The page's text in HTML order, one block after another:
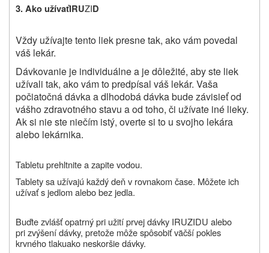
3.Ako užívaťIRUZID
Vždy užívajte tento liek presne tak, ako vám povedal
váš lekár.
Dávkovanie je individuálne a je dôležité, aby ste liek
užívali tak, ako vám to predpísal váš lekár. Vaša
počiatočná dávka a dlhodobá dávka bude závisieť od
vášho zdravotného stavu a od toho, či užívate iné lieky.
Ak si nie ste niečím istý, overte si to u svojho lekára
alebo lekárnika.
Tabletu prehltnite a zapite vodou.
Tablety sa užívajú každý deň v rovnakom čase. Môžete ich
užívať s jedlom alebo bez jedla.
Buďte zvlášť opatrný pri užití prvej dávky IRUZIDU alebo
pri zvýšení dávky, pretože môže spôsobiť väčší pokles
krvného tlakuako neskoršie dávky.